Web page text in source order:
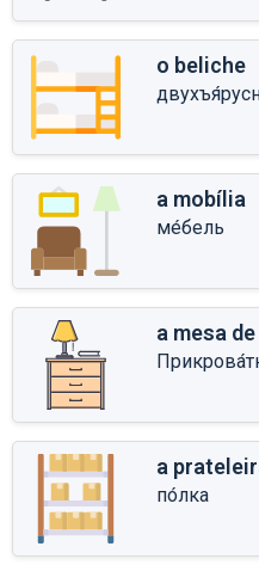
o beliche
a mobília
ме́бель
a mesa
a
по́лка